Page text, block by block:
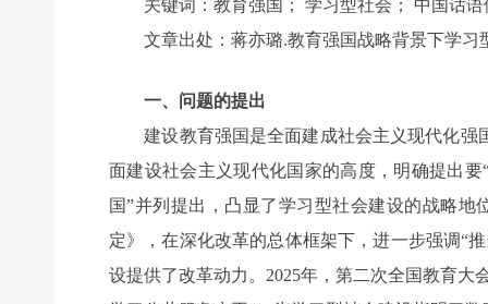
关键词：教育强国； 学习型社会； 中国话语
文章出处：蒋亦璐.教育强国战略背景下学习型
一、问题的提出
建设教育强国是全面建成社会主义现代化强
面建设社会主义现代化国家的高度，明确提出
国”并列提出，凸显了学习型社会建设的战略
定》，在深化改革的总体框架下，进一步强调“
设提供了改革动力。2025年，第二次全国教育